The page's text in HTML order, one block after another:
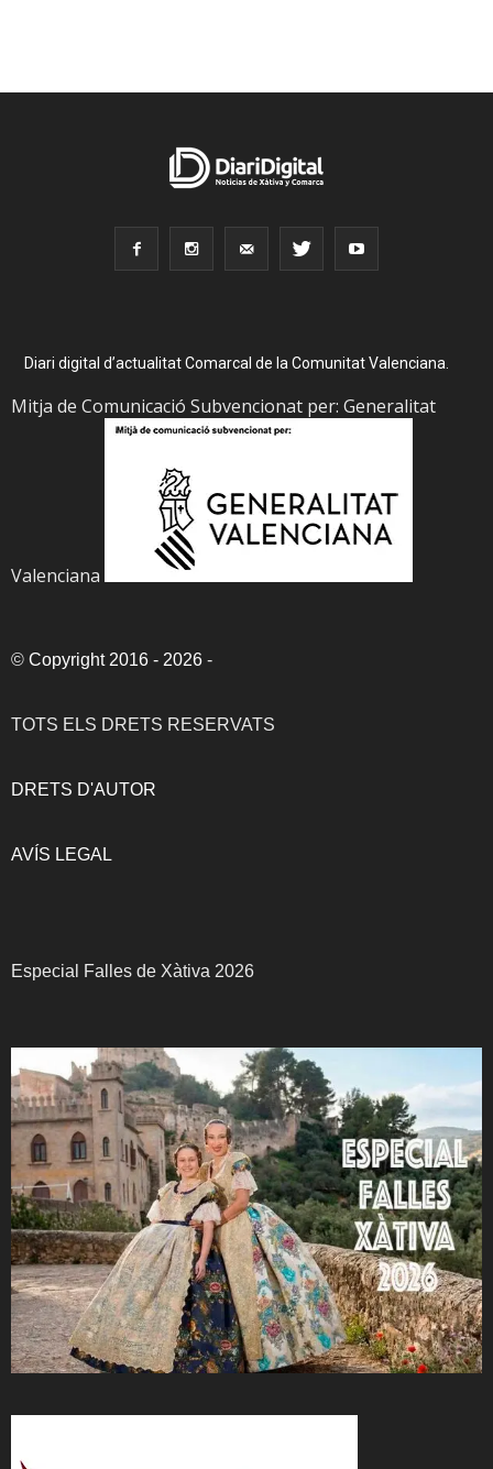
Diari digital d’actualitat Comarcal de la Comunitat Valenciana.
Mitja de Comunicació Subvencionat per: Generalitat
Valenciana
© Copyright 2016 - 2026 -
TOTS ELS DRETS RESERVATS
DRETS D'AUTOR
AVÍS LEGAL
Especial Falles de Xàtiva 2026